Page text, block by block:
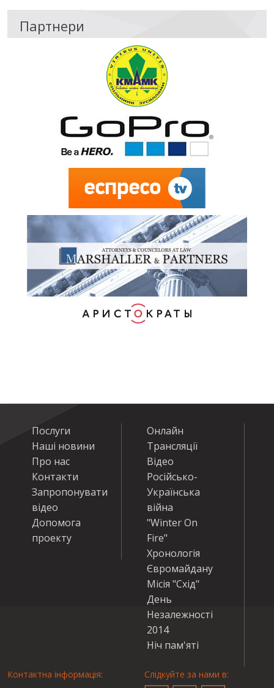
Партнери
Послуги
Наші новини
Про нас
Контакти
Запропонувати
відео
Допомога
проекту
Онлайн
Трансляції
Відео
Російсько-
Українська
війна
"Winter On
Fire"
Хронологія
Євромайдану
Місія "Схід"
День
Незалежності
2014
Ніч пам'яті
Контактна інформація:
Слідкуйте за нами в: